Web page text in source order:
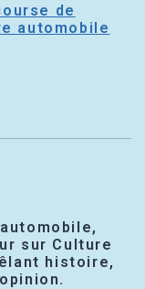
de
automobile
sur Culture
histoire,